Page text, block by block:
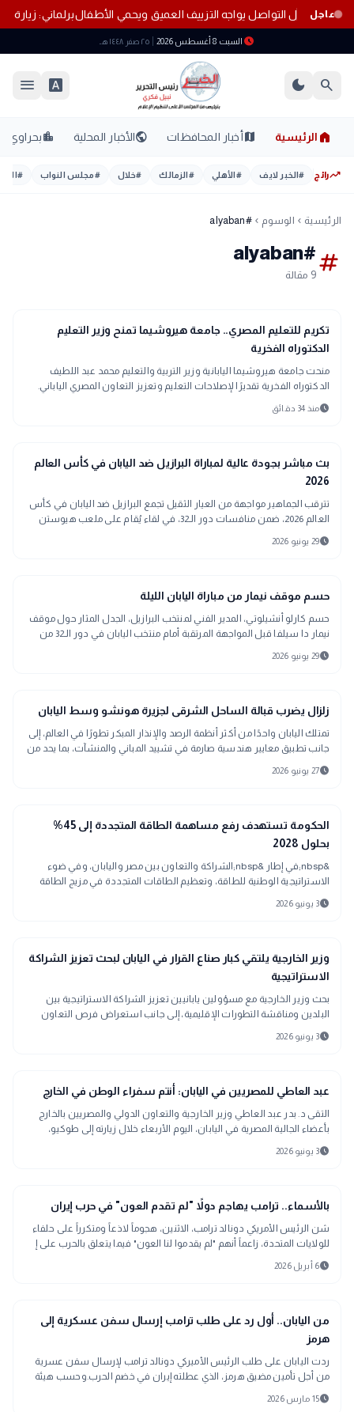
عاجلوسائل التواصل يواجه التزييف العميق ويحمي الأطفالبرلماني:
schedule السبت 8 أغسطس 2026 ٢٥ صفر ١٤٤٨ هـ
search
dark_mode
font_download
menu
home الرئيسية mapأخبار المحافظات publicالأخبار المحلية location_cityبحراوي
trending_upرائج #الخبر لايف #الأهلي #الزمالك #خلال #مجلس النواب #
الرئيسية chevron_left الوسوم chevron_left
#alyaban
tag
#alyaban
9 مقالة
school
مدارس وجامعات
تكريم للتعليم المصري.. جامعة هيروشيما تمنح وزير التعليم
الدكتوراه الفخرية
منحت جامعة هيروشيما اليابانية وزير التربية والتعليم محمد عبد اللطيف
الدكتوراه الفخرية تقديرًا لإصلاحات التعليم وتعزيز التعاون المصري الياباني.
scheduleمنذ 34 دقائق
sports_soccer
بث مباشر بجودة عالية لمباراة البرازيل ضد اليابان في كأس العالم
2026
تترقب الجماهير مواجهة من العيار الثقيل تجمع البرازيل ضد اليابان في كأس
العالم 2026، ضمن منافسات دور الـ32، في لقاء يُقام على ملعب هيوستن
مساء الاثنين 29 يونيو
schedule29 يونيو 2026
sports_soccer
حسم موقف نيمار من مباراة اليابان الليلة
حسم كارلو أنشيلوتي، المدير الفني لمنتخب البرازيل، الجدل المثار حول موقف
نيمار دا سيلفا قبل المواجهة المرتقبة أمام منتخب اليابان في دور الـ32 من
بطولة كأس العالم
schedule29 يونيو 2026
language
اخبار عالمية
زلزال يضرب قبالة الساحل الشرقى لجزيرة هونشو وسط اليابان
تمتلك اليابان واحدًا من أكثر أنظمة الرصد والإنذار المبكر تطورًا في العالم، إلى
جانب تطبيق معايير هندسية صارمة في تشييد المباني والمنشآت، بما يحد من
آثار الزلازل.
schedule27 يونيو 2026
public
الأخبار المحلية
الحكومة تستهدف رفع مساهمة الطاقة المتجددة إلى 45%
بحلول 2028
&nbsp;في إطار &nbsp;الشراكة والتعاون بين مصر واليابان، وفي ضوء
الاستراتيجية الوطنية للطاقة، وتعظيم الطاقات المتجددة في مزيج الطاقة
والاعتماد عليها، وخ
schedule3 يونيو 2026
public
الأخبار المحلية
وزير الخارجية يلتقي كبار صناع القرار في اليابان لبحث تعزيز الشراكة
الاستراتيجية
بحث وزير الخارجية مع مسؤولين يابانيين تعزيز الشراكة الاستراتيجية بين
البلدين ومناقشة التطورات الإقليمية، إلى جانب استعراض فرص التعاون
الاقتصادي والاستثماري
schedule3 يونيو 2026
public
الأخبار المحلية
عبد العاطي للمصريين في اليابان: أنتم سفراء الوطن في الخارج
التقى د. بدر عبد العاطي وزير الخارجية والتعاون الدولي والمصريين بالخارج
بأعضاء الجالية المصرية في اليابان، اليوم الأربعاء خلال زيارته إلى طوكيو،
بحضور
schedule3 يونيو 2026
language
اخبار عالمية
بالأسماء.. ترامب يهاجم دولاً "لم تقدم العون" في حرب إيران
شن الرئيس الأمريكي دونالد ترامب، الاثنين، هجوماً لاذعاً ومتكرراً على حلفاء
للولايات المتحدة، زاعماً أنهم "لم يقدموا لنا العون" فيما يتعلق بالحرب على إ
schedule6 أبريل 2026
language
اخبار عالمية
من اليابان.. أول رد على طلب ترامب إرسال سفن عسكرية إلى
هرمز
ردت اليابان على طلب الرئيس الأميركي دونالد ترامب لإرسال سفن عسرية
من أجل تأمين مضيق هرمز، الذي عطلته إيران في خضم الحرب.وحسب هيئة
الإذاعة اليابانية، أ
schedule15 مارس 2026